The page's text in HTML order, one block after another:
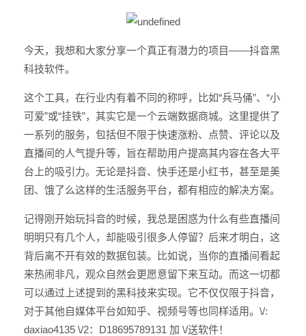
今天，我想和大家分享一个真正有潜力的项目——抖音黑
科技软件。
这个工具，在行业内有着不同的称呼，比如“兵马俑”、“小
可爱”或“挂铁”，其实它是一个云端数据商城。这里提供了
一系列的服务，包括但不限于快速涨粉、点赞、评论以及
直播间的人气提升等，旨在帮助用户提高其内容在各大平
台上的吸引力。无论是抖音、快手还是小红书，甚至是美
团、饿了么这样的生活服务平台，都有相应的解决方案。
记得刚开始玩抖音的时候，我总是困惑为什么有些直播间
明明只有几个人，却能吸引很多人停留？后来才明白，这
背后离不开有效的数据包装。比如说，当你的直播间看起
来热闹非凡，观众自然会更愿意留下来互动。而这一切都
可以通过上述提到的黑科技来实现。它不仅仅限于抖音，
对于其他自媒体平台如知乎、视频号等也同样适用。\/:
daxiao4135 \/2：D18695789131 加 \/送软件！